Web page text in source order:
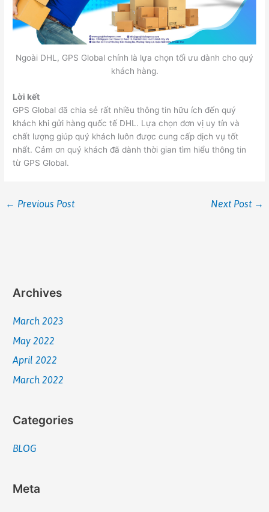
Ngoài DHL, GPS Global chính là lựa chọn tối ưu dành cho quý
khách hàng.
Lời kết
GPS Global đã chia sẻ rất nhiều thông tin hữu ích đến quý
khách khi gửi hàng quốc tế DHL. Lựa chọn đơn vị uy tín và
chất lượng giúp quý khách luôn được cung cấp dịch vụ tốt
nhất. Cảm ơn quý khách đã dành thời gian tìm hiểu thông tin
từ GPS Global.
← Previous Post Next Post →
Archives
March 2023
May 2022
April 2022
March 2022
Categories
BLOG
Meta